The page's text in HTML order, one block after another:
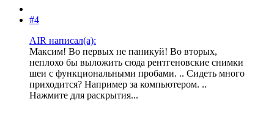
#4
AIR написал(а):
Максим! Во первых не паникуй! Во вторых,
неплохо бы выложить сюда рентгеновские снимки
шеи с функциональными пробами. .. Сидеть много
приходится? Например за компьютером. ..
Нажмите для раскрытия...